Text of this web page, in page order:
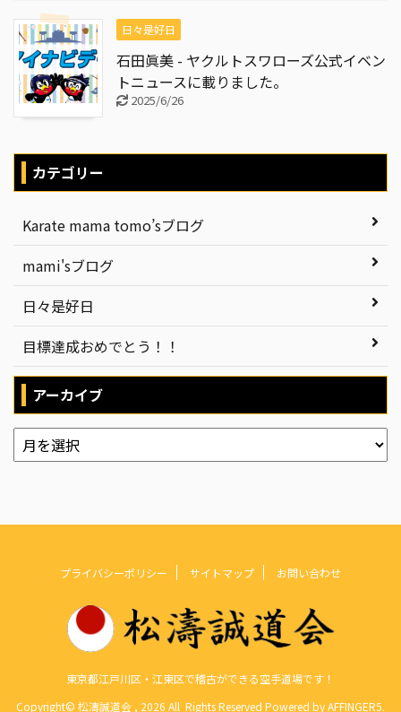
日々是好日
石田眞美 - ヤクルトスワローズ公式イベン
トニュースに載りました。
2025/6/26
カテゴリー
Karate mama tomo’sブログ
mami'sブログ
日々是好日
目標達成おめでとう！！
アーカイブ
プライバシーポリシー サイトマップ お問い合わせ
東京都江戸川区・江東区で稽古ができる空手道場です！
Copyright© 松濤誠道会 , 2026 All Rights Reserved Powered byAFFINGER5.